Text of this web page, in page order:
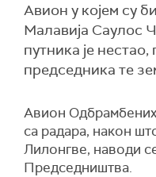
Авион у којем су
Малавија Саулос
путника је
председника те
Авион Одбрамбених
са радара, након
Лилонгве, наводи
Председништва.